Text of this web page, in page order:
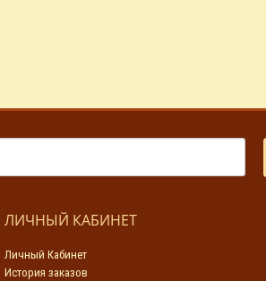
ЛИЧНЫЙ КАБИНЕТ
Личный Кабинет
История заказов